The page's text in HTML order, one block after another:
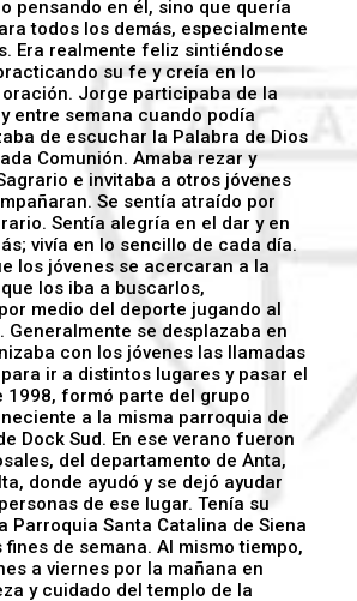
pensando en él, sino que quería
todos los demás, especialmente
Era realmente feliz sintiéndose
su fe y creía en lo
Jorge participaba de la
entre semana cuando podía
de escuchar la Palabra de Dios
Comunión. Amaba rezar y
e invitaba a otros jóvenes
Se sentía atraído por
Sentía alegría en el dar y en
vivía en lo sencillo de cada día.
los jóvenes se acercaran a la
los iba a buscarlos,
medio del deporte jugando al
se desplazaba en
con los jóvenes las llamadas
ir a distintos lugares y pasar el
1998, formó parte del grupo
a la misma parroquia de
Dock Sud. En ese verano fueron
del departamento de Anta,
donde ayudó y se dejó ayudar
de ese lugar. Tenía su
Parroquia Santa Catalina de Siena
fines de semana. Al mismo tiempo,
a viernes por la mañana en
y cuidado del templo de la